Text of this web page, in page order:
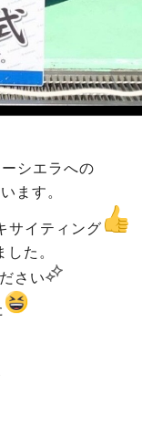
シエラへの
ます。
サイティング
た。
さい